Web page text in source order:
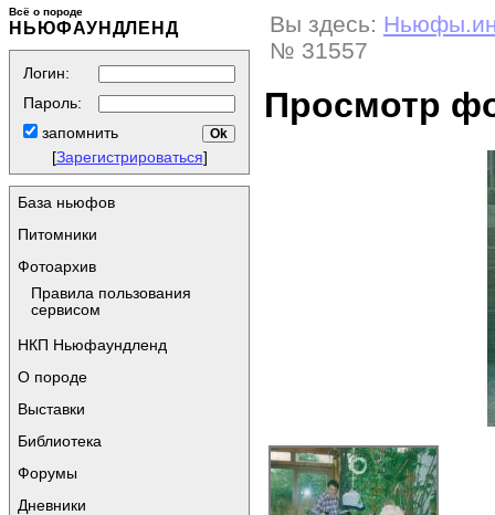
Всё о породе
НЬЮФАУНДЛЕНД
Логин:
Пароль:
запомнить
[Зарегистрироваться]
База ньюфов
Питомники
Фотоархив
Правила пользования
сервисом
НКП Ньюфаундленд
О породе
Выставки
Библиотека
Форумы
Дневники
Вы здесь:
№ 31557
Просмотр